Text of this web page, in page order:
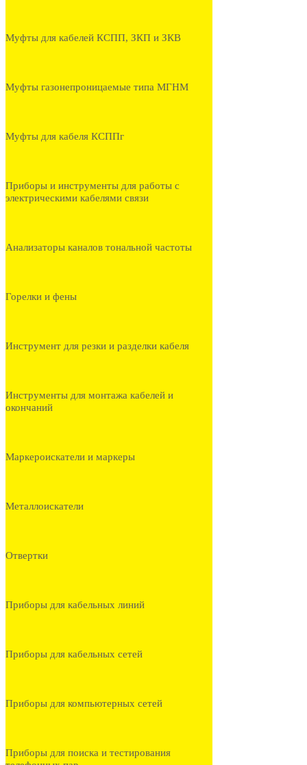
Муфты для кабелей КСПП, ЗКП и ЗКВ
Муфты газонепроницаемые типа МГНМ
Муфты для кабеля КСППг
Приборы и инструменты для работы с
электрическими кабелями связи
Анализаторы каналов тональной частоты
Горелки и фены
Инструмент для резки и разделки кабеля
Инструменты для монтажа кабелей и
окончаний
Маркероискатели и маркеры
Металлоискатели
Отвертки
Приборы для кабельных линий
Приборы для кабельных сетей
Приборы для компьютерных сетей
Приборы для поиска и тестирования